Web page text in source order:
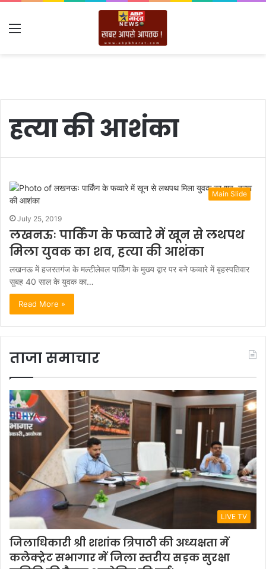
Menu
हत्या की आशंका
Main Slide
July 25, 2019
लखनऊः पार्किंग के फव्वारे में खून से लथपथ
मिला युवक का शव, हत्या की आशंका
लखनऊ में हजरतगंज के मल्टीलेवल पार्किंग के मुख्य द्वार पर बने फव्वारे में बृहस्पतिवार
सुबह 40 साल के युवक का…
Read More »
ताजा समाचार
LIVE TV
जिलाधिकारी श्री शशांक त्रिपाठी की अध्यक्षता में
कलेक्ट्रेट सभागार में जिला स्तरीय सड़क सुरक्षा